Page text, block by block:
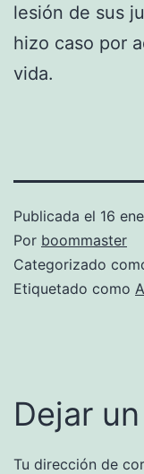
lesión de sus
hizo caso por
vida.
Publicada el 16
Por boommaster
Categorizado
Etiquetado como
Dejar
Tu dirección de